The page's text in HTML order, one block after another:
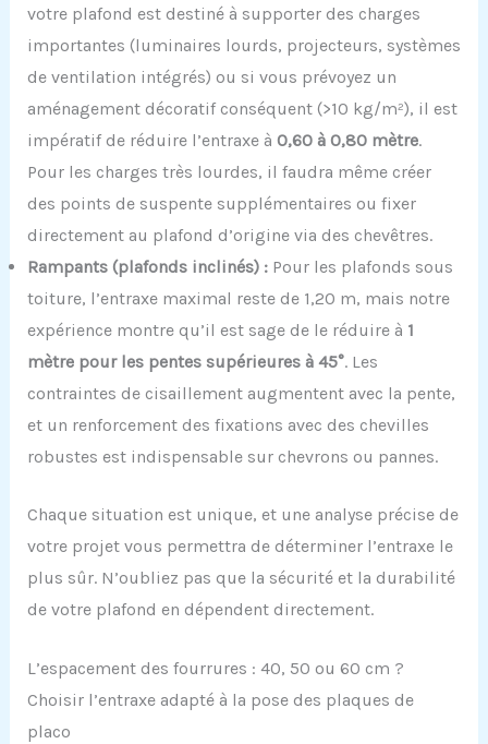
votre plafond est destiné à supporter des charges
importantes (luminaires lourds, projecteurs, systèmes
de ventilation intégrés) ou si vous prévoyez un
aménagement décoratif conséquent (>10 kg/m²), il est
impératif de réduire l’entraxe à 0,60 à 0,80 mètre.
Pour les charges très lourdes, il faudra même créer
des points de suspente supplémentaires ou fixer
directement au plafond d’origine via des chevêtres.
Rampants (plafonds inclinés) :Pour les plafonds sous
toiture, l’entraxe maximal reste de 1,20 m, mais notre
expérience montre qu’il est sage de le réduire à 1
mètre pour les pentes supérieures à 45°. Les
contraintes de cisaillement augmentent avec la pente,
et un renforcement des fixations avec des chevilles
robustes est indispensable sur chevrons ou pannes.
Chaque situation est unique, et une analyse précise de
votre projet vous permettra de déterminer l’entraxe le
plus sûr. N’oubliez pas que la sécurité et la durabilité
de votre plafond en dépendent directement.
L’espacement des fourrures : 40, 50 ou 60 cm ?
Choisir l’entraxe adapté à la pose des plaques de
placo